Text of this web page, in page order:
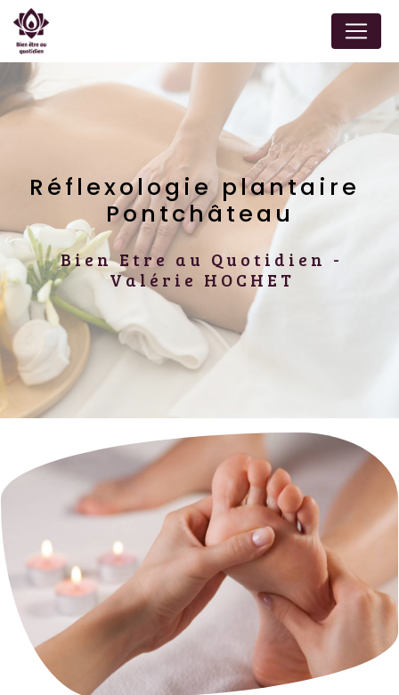
Réflexologie plantaire
Pontchâteau
Bien Etre au Quotidien -
Valérie HOCHET
Panneau de gestion des cookies